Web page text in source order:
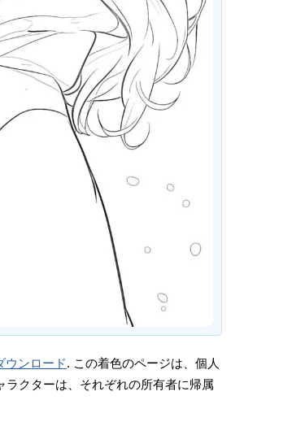
ウンロード. この着色のページは、個人
クターは、それぞれの所有者に帰属